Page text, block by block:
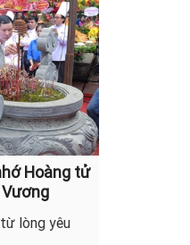
Hoàng tử
Vương
lòng yêu